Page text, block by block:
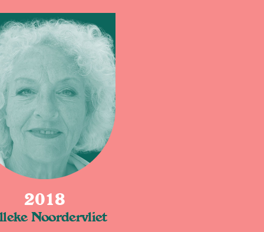
2018
Noordervliet